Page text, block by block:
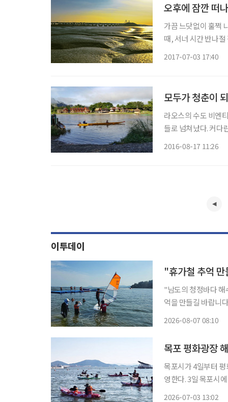
오후에 잠깐 떠
가끔 느닷없이 훌쩍
때, 서너 시간 반나
2017-07-03 17:40
모두가 청춘이
라오스의 수도 비엔
들로 넘쳐났다. 커다
2016-08-17 11:26
이투데이
"휴가철 추억
"남도의 청정바다 해
억을 만들길 바랍니다." 전남 광주통합특별시가 본격적인 여름 휴가철을 맞아 지
2026-08-07 08:10
목포 평화광장
목포시가 4일부터
영한다. 3일 목포시에 따르면 '2026 평화광장 해양레저 무료체험교실'은 전라남도와 목포시
2026-07-03 13:02